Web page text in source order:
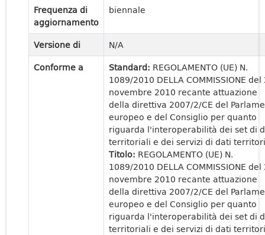
Frequenza di
aggiornamento
biennale
Versione di
N/A
Conforme a
Standard: REGOLAMENTO (UE) N.
1089/2010 DELLA COMMISSIONE del
novembre 2010 recante attuazione
della direttiva 2007/2/CE del
europeo e del Consiglio per quanto
riguarda l'interoperabilità dei set di
territoriali e dei servizi di dati
Titolo: REGOLAMENTO (UE) N.
1089/2010 DELLA COMMISSIONE del
novembre 2010 recante attuazione
della direttiva 2007/2/CE del
europeo e del Consiglio per quanto
riguarda l'interoperabilità dei set di
territoriali e dei servizi di dati